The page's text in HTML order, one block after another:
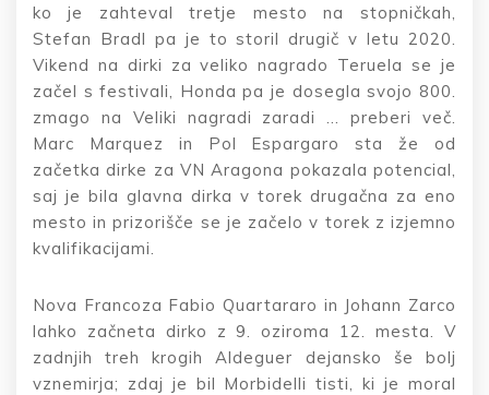
ko je zahteval tretje mesto na stopničkah,
Stefan Bradl pa je to storil drugič v letu 2020.
Vikend na dirki za veliko nagrado Teruela se je
začel s festivali, Honda pa je dosegla svojo 800.
zmago na Veliki nagradi zaradi … preberi več.
Marc Marquez in Pol Espargaro sta že od
začetka dirke za VN Aragona pokazala potencial,
saj je bila glavna dirka v torek drugačna za eno
mesto in prizorišče se je začelo v torek z izjemno
kvalifikacijami.
Nova Francoza Fabio Quartararo in Johann Zarco
lahko začneta dirko z 9. oziroma 12. mesta. V
zadnjih treh krogih Aldeguer dejansko še bolj
vznemirja; zdaj je bil Morbidelli tisti, ki je moral